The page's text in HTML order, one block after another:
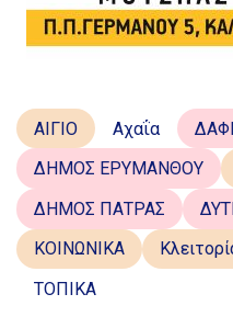
ΑΙΓΙΟ Αχαΐα
ΔΗΜΟΣ ΕΡΥΜΑΝΘΟΥ
ΔΗΜΟΣ ΠΑΤΡΑΣ
ΚΟΙΝΩΝΙΚΑ
ΤΟΠΙΚΑ